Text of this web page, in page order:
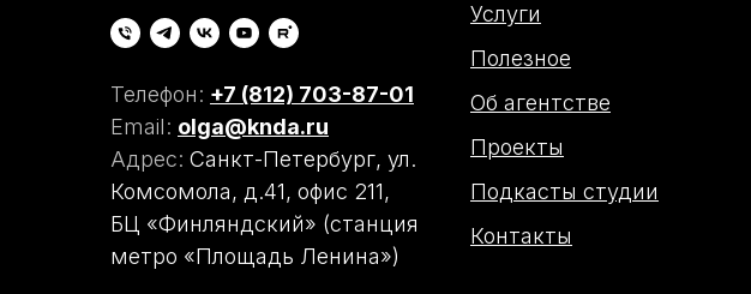
Телефон: +7 (812) 703-87-01
Email: olga@knda.ru
Адрес: Санкт-Петербург, ул.
Комсомола, д.41, офис 211,
БЦ «Финляндский» (станция
метро «Площадь Ленина»)
Услуги
Полезное
Об агентстве
Проекты
Подкасты студии
Контакты